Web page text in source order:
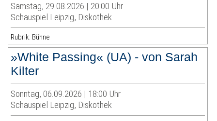
Samstag, 29.08.2026 | 20:00 Uhr
Schauspiel Leipzig, Diskothek
Rubrik: Bühne
»White Passing« (UA) - von Sarah
Kilter
Sonntag, 06.09.2026 | 18:00 Uhr
Schauspiel Leipzig, Diskothek